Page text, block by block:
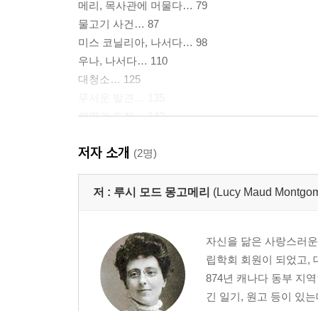
메리, 목사관에 머물다… 79
물고기 사건… 87
미스 코닐리아, 나서다… 98
우나, 나서다… 110
대청소… 125
해명과 도전… 142
앨릭 데이비스 부인의 방문…168
여러 소문…181
앙갚음…193
오, 가엾은 애덤이여…234
페이스, 벗을 사귀다…240
차마 할 수 없는 말…248
세인트 조지는 알고 있다…261
저자 소개 (2명)
저 : 루시 모드 몽고메리 (Lucy Maud
자신을 닮은 사랑스러
립학회 회원이 되었고,
874년 캐나다 동부 지
긴 일기, 원고 등이 있